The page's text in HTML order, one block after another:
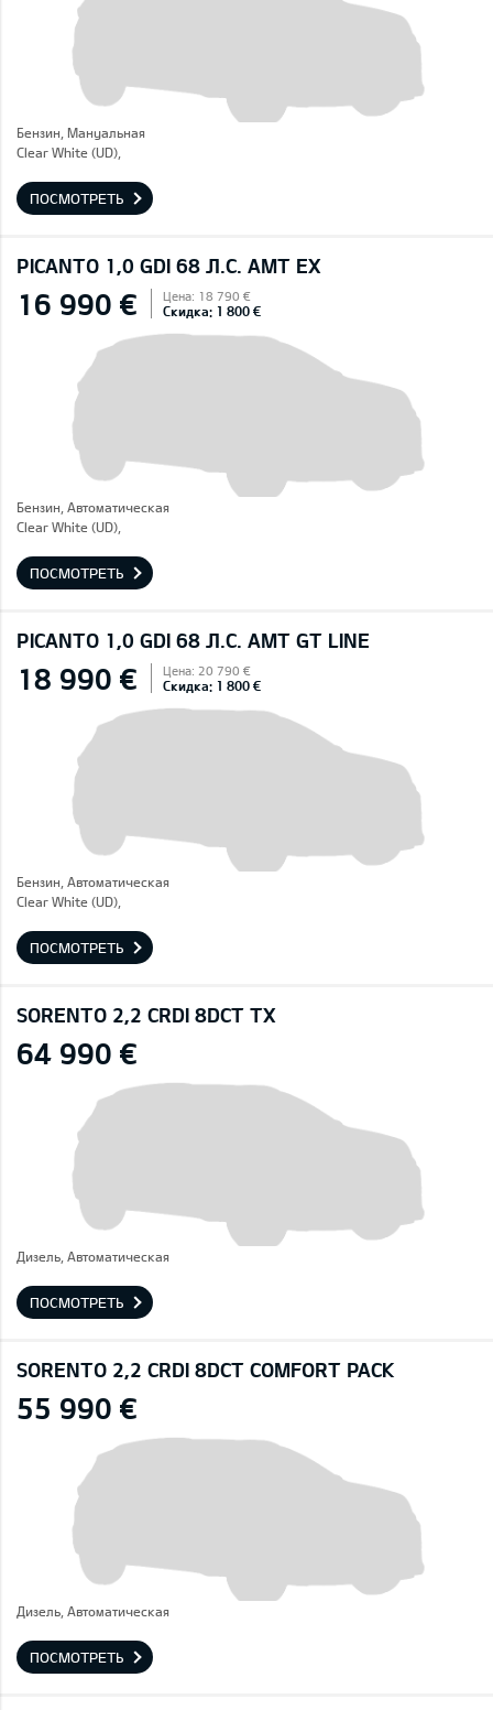
Бензин, Mануальная
Clear White (UD),
ПОСМОТРЕТЬ
PICANTO 1,0 GDI 68 Л.С. AMT EX
16 990 € Цена: 18 790 €
Скидка: 1 800 €
Бензин, Автоматическая
Clear White (UD),
ПОСМОТРЕТЬ
PICANTO 1,0 GDI 68 Л.С. AMT GT LINE
18 990 € Цена: 20 790 €
Скидка: 1 800 €
Бензин, Автоматическая
Clear White (UD),
ПОСМОТРЕТЬ
SORENTO 2,2 CRDI 8DCT TX
64 990 €
Дизель, Автоматическая
ПОСМОТРЕТЬ
SORENTO 2,2 CRDI 8DCT COMFORT PACK
55 990 €
Дизель, Автоматическая
ПОСМОТРЕТЬ